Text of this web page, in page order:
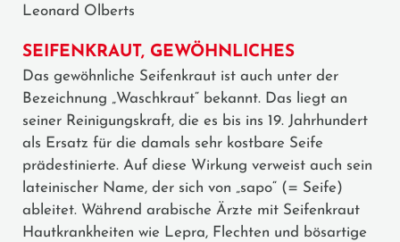
Leonard Olberts
SEIFENKRAUT, GEWÖHNLICHES
Das gewöhnliche Seifenkraut ist auch unter der
Bezeichnung „Waschkraut“ bekannt. Das liegt an
seiner Reinigungskraft, die es bis ins 19. Jahrhundert
als Ersatz für die damals sehr kostbare Seife
prädestinierte. Auf diese Wirkung verweist auch sein
lateinischer Name, der sich von „sapo“ (= Seife)
ableitet. Während arabische Ärzte mit Seifenkraut
Hautkrankheiten wie Lepra, Flechten und bösartige